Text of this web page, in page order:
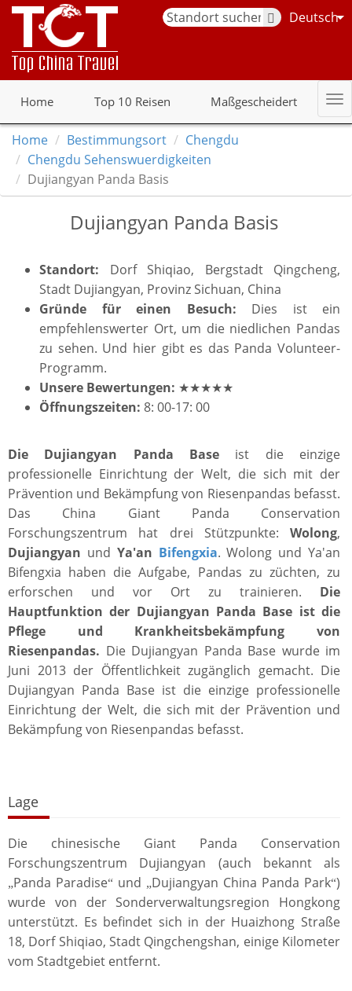
Deutsch
Home Top 10 Reisen Maßgescheidert
Home Bestimmungsort
Chengdu
Chengdu Sehenswuerdigkeiten
Dujiangyan Panda Basis
Dujiangyan Panda Basis
Standort: Dorf Shiqiao, Bergstadt Qingcheng,
Stadt Dujiangyan, Provinz Sichuan, China
Gründe für einen Besuch: Dies ist ein
empfehlenswerter Ort, um die niedlichen Pandas
zu sehen. Und hier gibt es das Panda Volunteer-
Programm.
Unsere Bewertungen: ★★★★★
Öffnungszeiten: 8: 00-17: 00
Die Dujiangyan Panda Base ist die einzige
professionelle Einrichtung der Welt, die sich mit der
Prävention und Bekämpfung von Riesenpandas befasst.
Das China Giant Panda Conservation
Forschungszentrum hat drei Stützpunkte: Wolong,
Dujiangyan und Ya'an Bifengxia. Wolong und Ya'an
Bifengxia haben die Aufgabe, Pandas zu züchten, zu
erforschen und vor Ort zu trainieren. Die
Hauptfunktion der Dujiangyan Panda Base ist die
Pflege und Krankheitsbekämpfung von
Riesenpandas. Die Dujiangyan Panda Base wurde im
Juni 2013 der Öffentlichkeit zugänglich gemacht. Die
Dujiangyan Panda Base ist die einzige professionelle
Einrichtung der Welt, die sich mit der Prävention und
Bekämpfung von Riesenpandas befasst.
Lage
Die chinesische Giant Panda Conservation
Forschungszentrum Dujiangyan (auch bekannt als
„Panda Paradise“ und „Dujiangyan China Panda Park“)
wurde von der Sonderverwaltungsregion Hongkong
unterstützt. Es befindet sich in der Huaizhong Straße
18, Dorf Shiqiao, Stadt Qingchengshan, einige Kilometer
vom Stadtgebiet entfernt.